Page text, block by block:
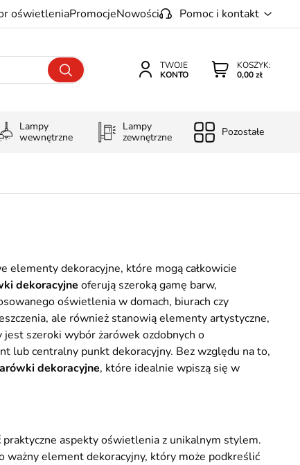
oświetleniaPromocjeNowości Pomoc i kontakt
KOSZYK:
0,00 zł
TWOJE
KONTO
Lampy
wewnętrzne
Lampy
zewnętrzne
Pozostałe
elementy dekoracyjne, które mogą całkowicie
dekoracyjne oferują szeroką gamę barw,
oświetlenia w domach, biurach czy
ale również stanowią elementy artystyczne,
szeroki wybór żarówek ozdobnych o
lub centralny punkt dekoracyjny. Bez względu na to,
dekoracyjne, które idealnie wpiszą się w
praktyczne aspekty oświetlenia z unikalnym stylem.
ważny element dekoracyjny, który może podkreślić